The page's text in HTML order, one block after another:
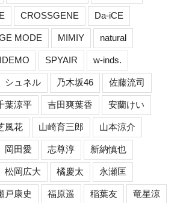
CROSSGENE Da-iCE
MODE MIMIY natural
SPYAIR w-inds.
シュネル 乃木坂46 佐藤流司
葉涼平 吉田爽葉香 安蘭けい
風花 山崎育三郎 山本涼介
岡田愛 志尊淳 新納慎也
松岡広大 橘慶太 永瀬匡
戸康史 福原遥 稲葉友 竜星涼